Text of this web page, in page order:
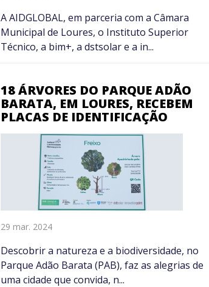
A AIDGLOBAL, em parceria com a Câmara
Municipal de Loures, o Instituto Superior
Técnico, a bim+, a dstsolar e a in...
18 ÁRVORES DO PARQUE ADÃO
BARATA, EM LOURES, RECEBEM
PLACAS DE IDENTIFICAÇÃO
29 mar. 2024
Descobrir a natureza e a biodiversidade, no
Parque Adão Barata (PAB), faz as alegrias de
uma cidade que convida, n...